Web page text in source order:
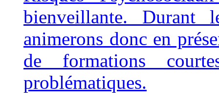
bienveillante. Durant
animerons donc en
de formations
problématiques.